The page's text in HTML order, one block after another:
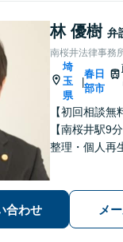
林 優樹 弁
南桜井法律事務
埼
玉
県
|
春日
部市
【初回相談無
【南桜井駅9
整理・個人再
やすい環境作
お気軽にご相
合わせ メ